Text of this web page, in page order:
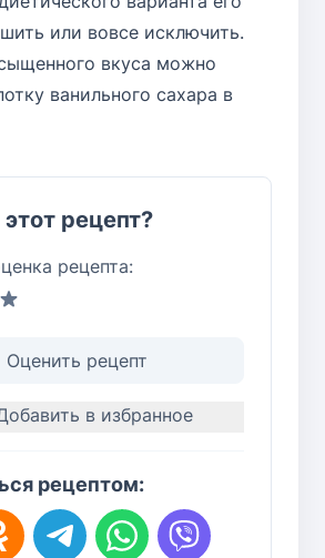
или вовсе исключить.
вкуса можно
ванильного сахара в
рецепт?
рецепта:
Оценить рецепт
в избранное
рецептом: